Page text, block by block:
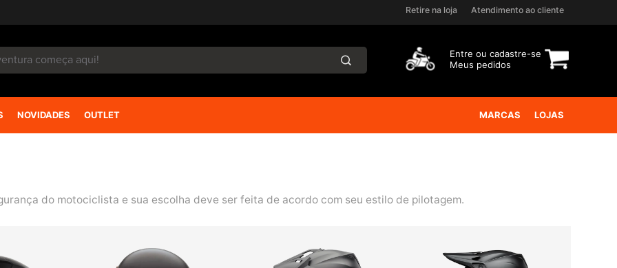
Retire na loja Atendimento ao cliente
Entre ou cadastre-se
Meus pedidos
NOVIDADES OUTLET LOJAS
MARCAS
do motociclista e sua escolha deve ser feita de acordo com seu estilo de pilotagem.